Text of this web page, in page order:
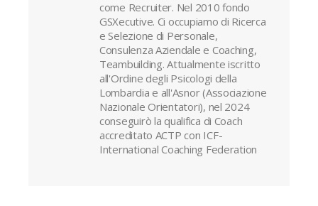
come Recruiter. Nel 2010 fondo
GSXecutive. Ci occupiamo di Ricerca
e Selezione di Personale,
Consulenza Aziendale e Coaching,
Teambuilding. Attualmente iscritto
all'Ordine degli Psicologi della
Lombardia e all'Asnor (Associazione
Nazionale Orientatori), nel 2024
conseguirò la qualifica di Coach
accreditato ACTP con ICF-
International Coaching Federation